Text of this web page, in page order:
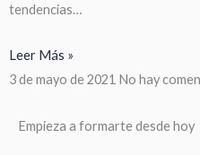
tendencias…
Leer Más »
3 de mayo de 2021 No hay
Empieza a formarte desde hoy